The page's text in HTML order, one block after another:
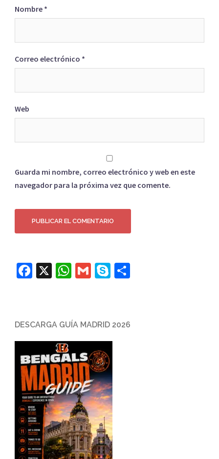
Nombre *
Correo electrónico *
Web
Guarda mi nombre, correo electrónico y web en este
navegador para la próxima vez que comente.
Facebook
X WhatsApp
Gmail
Skype
DESCARGA GUÍA MADRID 2026